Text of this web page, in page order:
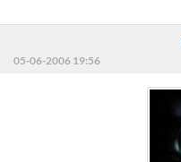
05-06-2006 19:56